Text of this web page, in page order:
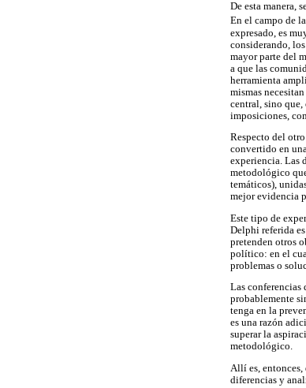
De esta manera,
En el campo de
expresado, es
considerando,
mayor parte del
a que las
herramienta
mismas
central, sino que,
imposiciones,
Respecto del
convertido en
experiencia. Las
metodológico
temáticos),
mejor evidencia
Este tipo de
Delphi referida
pretenden otros
político: en el
problemas o
Las conferencias
probablemente
tenga en la
es una razón
superar la
metodológico.
Allí es, entonces,
diferencias y